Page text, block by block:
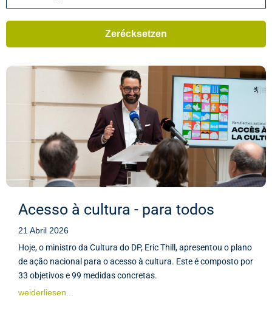
Acesso à cultura - para todos
21 Abril 2026
Hoje, o ministro da Cultura do DP, Eric Thill, apresentou o plano
de ação nacional para o acesso à cultura. Este é composto por
33 objetivos e 99 medidas concretas.
weiderliesen...